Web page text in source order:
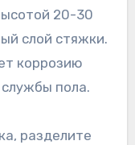
20-30
слой стяжки.
коррозию
пола.
разделите